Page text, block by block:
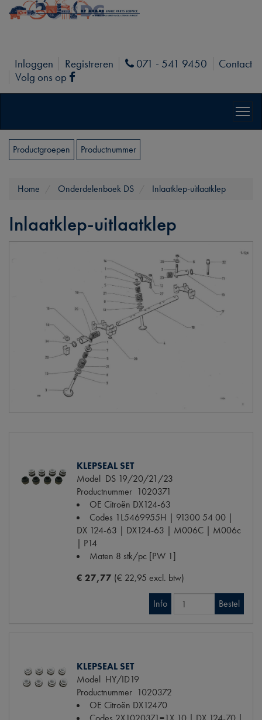
Inloggen Registreren Phone
071 - 541 9450
Contact
Volg ons op
Facebook
Productgroepen Productnummer
Home Onderdelenboek DS Inlaatklep-uitlaatklep
Inlaatklep-uitlaatklep
KLEPSEAL SET
Model DS 19/20/21/23
Productnummer 1020371
OE Citroën DX124-63
Codes 1L5469955H | 91300 54 00 |
DX 124-63 | DX124-63 | M006C | M006c
| P14
Maten 8 stk/pc [PW 1]
€ 27,77 (€ 22,95 excl. btw)
Info Bestel
KLEPSEAL SET
Model HY/ID19
Productnummer 1020372
OE Citroën DX12470